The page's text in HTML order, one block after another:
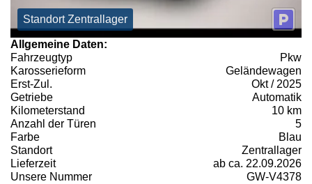
Standort Zentrallager
Allgemeine Daten:
Fahrzeugtyp
Pkw
Karosserieform
Geländewagen
Erst-Zul.
Okt / 2025
Getriebe
Automatik
Kilometerstand
10 km
Anzahl der Türen
5
Farbe
Blau
Standort
Zentrallager
Lieferzeit
ab ca. 22.09.2026
Unsere Nummer
GW-V4378